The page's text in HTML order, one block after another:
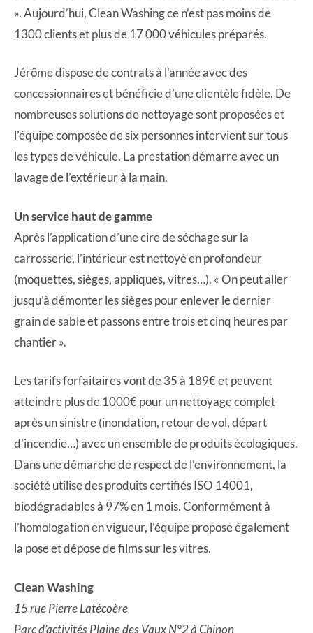
». Aujourd’hui, Clean Washing ce n’est pas moins de
1300 clients et plus de 17 000 véhicules préparés.
Jérôme dispose de contrats à l’année avec des
concessionnaires et bénéficie d’une clientèle fidèle. De
nombreuses solutions de nettoyage sont proposées et
l’équipe composée de six personnes intervient sur tous
les types de véhicule. La prestation démarre avec un
lavage de l’extérieur à la main.
Un service haut de gamme
Après l’application d’une cire de séchage sur la
carrosserie, l’intérieur est nettoyé en profondeur
(moquettes, sièges, appliques, vitres…). « On peut aller
jusqu’à démonter les sièges pour enlever le dernier
grain de sable et passons entre trois et cinq heures par
chantier ».
Les tarifs forfaitaires vont de 35 à 189€ et peuvent
atteindre plus de 1000€ pour un nettoyage complet
après un sinistre (inondation, retour de vol, départ
d’incendie…) avec un ensemble de produits écologiques.
Dans une démarche de respect de l’environnement, la
société utilise des produits certifiés ISO 14001,
biodégradables à 97% en 1 mois. Conformément à
l’homologation en vigueur, l’équipe propose également
la pose et dépose de films sur les vitres.
Clean Washing
15 rue Pierre Latécoère
Parc d’activités Plaine des Vaux N°2 à Chinon